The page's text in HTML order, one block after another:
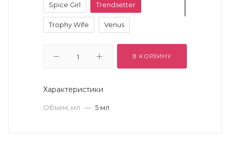
Spice Girl Trendsetter
Trophy Wife Venus
VixenDeep Brown
В КОРЗИНУ
Характеристики
Объем, мл — 5 мл